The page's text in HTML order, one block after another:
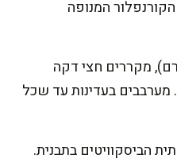
המנופה
את החמאה (30 גרם), מקררים חצי דקה
מערבבים בעדינות עד שכל
הביסקוויטים בתבנית.